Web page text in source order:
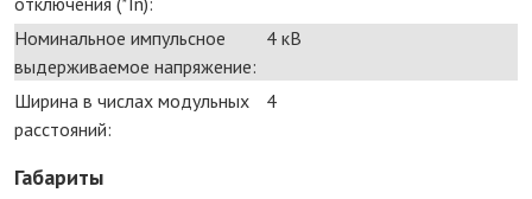
Номинальное импульсное
выдерживаемое напряжение:
4 кВ
Ширина в числах модульных
расстояний:
4
Габариты